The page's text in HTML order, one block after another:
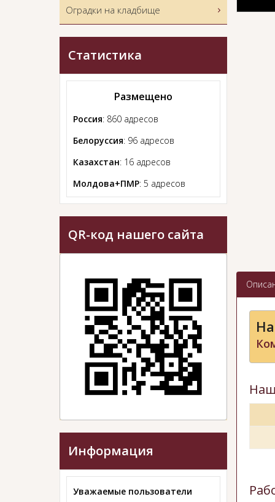
Оградки на кладбище
Статистика
Размещено
Россия: 860 адресов
Белоруссия: 96 адресов
Казахстан: 16 адресов
Молдова+ПМР: 5 адресов
QR-код нашего сайта
Информация
Уважаемые пользователи